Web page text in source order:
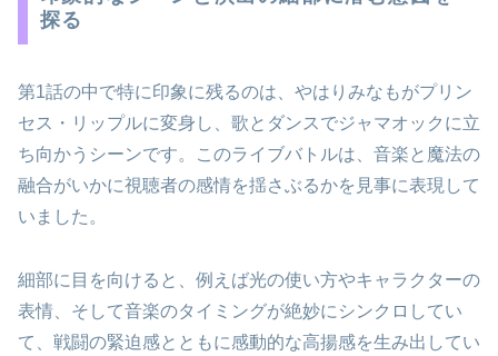
探る
第1話の中で特に印象に残るのは、やはりみなもがプリン
セス・リップルに変身し、歌とダンスでジャマオックに立
ち向かうシーンです。このライブバトルは、音楽と魔法の
融合がいかに視聴者の感情を揺さぶるかを見事に表現して
いました。
細部に目を向けると、例えば光の使い方やキャラクターの
表情、そして音楽のタイミングが絶妙にシンクロしてい
て、戦闘の緊迫感とともに感動的な高揚感を生み出してい